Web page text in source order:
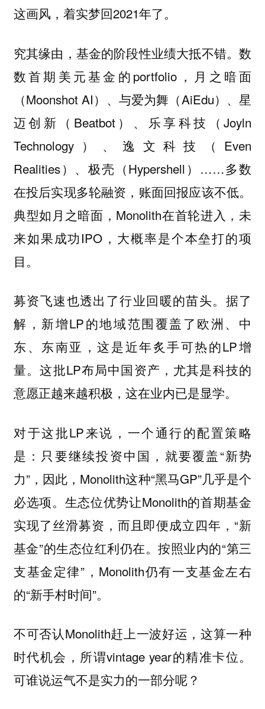
这画风，着实梦回2021年了。
究其缘由，基金的阶段性业绩大抵不错。数
数首期美元基金的portfolio，月之暗面
（Moonshot AI）、与爱为舞（AiEdu）、星
迈创新（Beatbot）、乐享科技（Joyln
Technology）、逸文科技（Even
Realities）、极壳（Hypershell）……多数
在投后实现多轮融资，账面回报应该不低。
典型如月之暗面，Monolith在首轮进入，未
来如果成功IPO，大概率是个本垒打的项
目。
募资飞速也透出了行业回暖的苗头。据了
解，新增LP的地域范围覆盖了欧洲、中
东、东南亚，这是近年炙手可热的LP增
量。这批LP布局中国资产，尤其是科技的
意愿正越来越积极，这在业内已是显学。
对于这批LP来说，一个通行的配置策略
是：只要继续投资中国，就要覆盖“新势
力”，因此，Monolith这种“黑马GP”几乎是个
必选项。生态位优势让Monolith的首期基金
实现了丝滑募资，而且即便成立四年，“新
基金”的生态位红利仍在。按照业内的“第三
支基金定律”，Monolith仍有一支基金左右
的“新手村时间”。
不可否认Monolith赶上一波好运，这算一种
时代机会，所谓vintage year的精准卡位。
可谁说运气不是实力的一部分呢？